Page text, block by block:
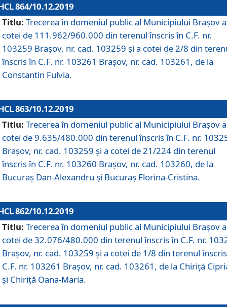
864/10.12.2019
Titlu: Trecerea în domeniul public al Municipiului Braşov a
cotei de 111.962/960.000 din terenul înscris în C.F. nr.
103259 Brașov, nr. cad. 103259 și a cotei de 2/8 din
înscris în C.F. nr. 103261 Brașov, nr. cad. 103261, de la
Constantin Fulvia.
863/10.12.2019
Titlu: Trecerea în domeniul public al Municipiului Braşov a
cotei de 9.635/480.000 din terenul înscris în C.F. nr.
Brașov, nr. cad. 103259 și a cotei de 21/224 din terenul
înscris în C.F. nr. 103260 Brașov, nr. cad. 103260, de la
Bucuraș Dan-Alexandru și Bucuraș Florina-Cristina.
862/10.12.2019
Titlu: Trecerea în domeniul public al Municipiului Braşov a
cotei de 32.076/480.000 din terenul înscris în C.F. nr.
Brașov, nr. cad. 103259 și a cotei de 1/8 din terenul
C.F. nr. 103261 Brașov, nr. cad. 103261, de la Chiriță
și Chiriță Oana-Maria.